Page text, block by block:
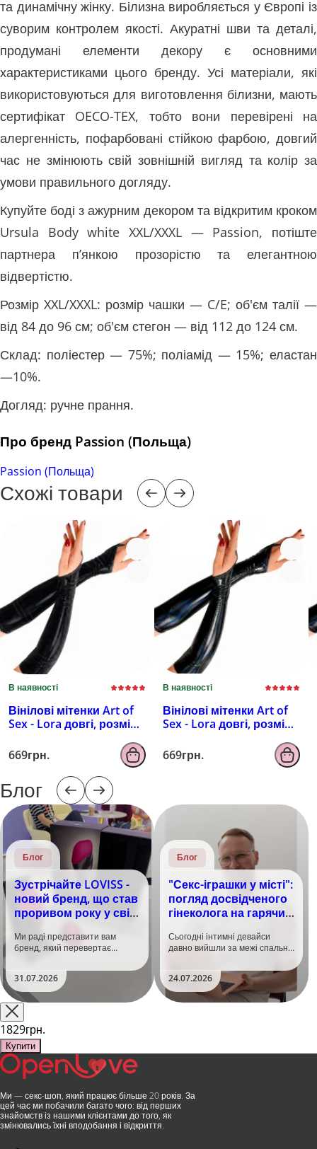
та динамічну жінку. Білизна виробляється у Європі із
суворим контролем якості. Акуратні шви та деталі,
продумані елементи декору є основними
характеристиками цього бренду. Усі матеріали, які
використовуються для виготовлення білизни, мають
сертифікат OECO-TEX, тобто вони перевірені на
алергенність, пофарбовані стійкою фарбою, довгий
час не змінюють свій зовнішній вигляд та колір за
умови правильного догляду.
Купуйте боді з ажурним декором та відкритим кроком
Ursula Body white XXL/XXXL — Passion, потіште
партнера п’янкою прозорістю та елегантною
відвертістю.
Розмір XXL/XXXL: розмір чашки — C/E; об'єм талії —
від 84 до 96 см; об'єм стегон — від 112 до 124 см.
Склад: поліестер — 75%; поліамід — 15%; еластан
—10%.
Догляд: ручне прання.
Про бренд Passion (Польща)
Passion (Польща)
Схожі товари
В наявності
Вінілові мітенки Art of
Sex - Lora довгі, розмір
ефектом мокрого
оксамиту
669грн.
В наявності
Вінілові мітенки Art of
Sex - Lora довгі, розмір
ефектом голограми
669грн.
Блог
Блог
Зустрічайте LOVISS -
новий бренд, що став
проривом року у світі
Ми раді представити вам
бренд, який перевертає
та вже встиг стати сенсацією
на міжнародній виставці API
Shanghai-2026!​LOVISS - це
поєднання унікальної естетики
та бездога..
31.07.2026
Блог
"Секс-іграшки у місті":
погляд досвідченого
гінеколога на гарячий
Сьогодні інтимні девайси
давно вийшли за межі спальні.
безшумні моторчики та
стильний дизайн перетворили
їх на гаджет, який багато хто
використовує, тестує у
24.07.2026
1829грн.
Купити
Ми — секс-шоп, який працює більше 20 років. За
цей час ми побачили багато чого: від перших
знайомств із нашими клієнтами до того, як
змінювались їхні вподобання і відкриття.